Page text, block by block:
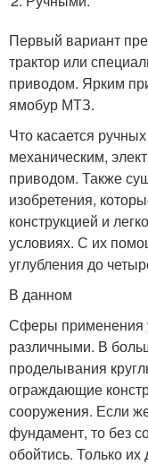
Первый вариант
трактор или
приводом. Ярким
ямобур МТЗ.
Что касается
механическим,
приводом. Также
изобретения,
конструкцией и
условиях. С их
углубления до
В данном
Сферы применения
различными. В
проделывания
ограждающие
сооружения. Если
фундамент, то без
обойтись. Только